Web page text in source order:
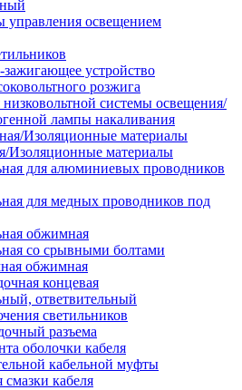
управления освещением
устройство
розжига
системы освещения/
лампы накаливания
Изоляционные материалы
для алюминиевых проводников
для медных проводников под
обжимная
со срывными болтами
обжимная
концевая
ответвительный
светильников
разъема
оболочки кабеля
кабельной муфты
смазки кабеля